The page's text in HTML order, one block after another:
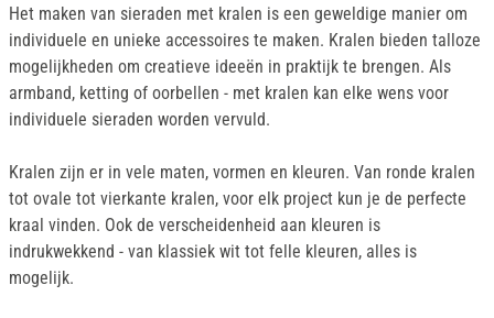
Het maken van sieraden met kralen is een geweldige manier om
individuele en unieke accessoires te maken. Kralen bieden talloze
mogelijkheden om creatieve ideeën in praktijk te brengen. Als
armband, ketting of oorbellen - met kralen kan elke wens voor
individuele sieraden worden vervuld.
Kralen zijn er in vele maten, vormen en kleuren. Van ronde kralen
tot ovale tot vierkante kralen, voor elk project kun je de perfecte
kraal vinden. Ook de verscheidenheid aan kleuren is
indrukwekkend - van klassiek wit tot felle kleuren, alles is
mogelijk.